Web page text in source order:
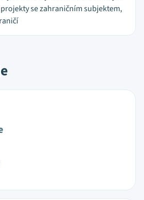
se zahraničním subjektem,